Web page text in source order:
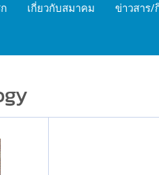
เกี่ยวกับสมาคม ข่าวสาร/